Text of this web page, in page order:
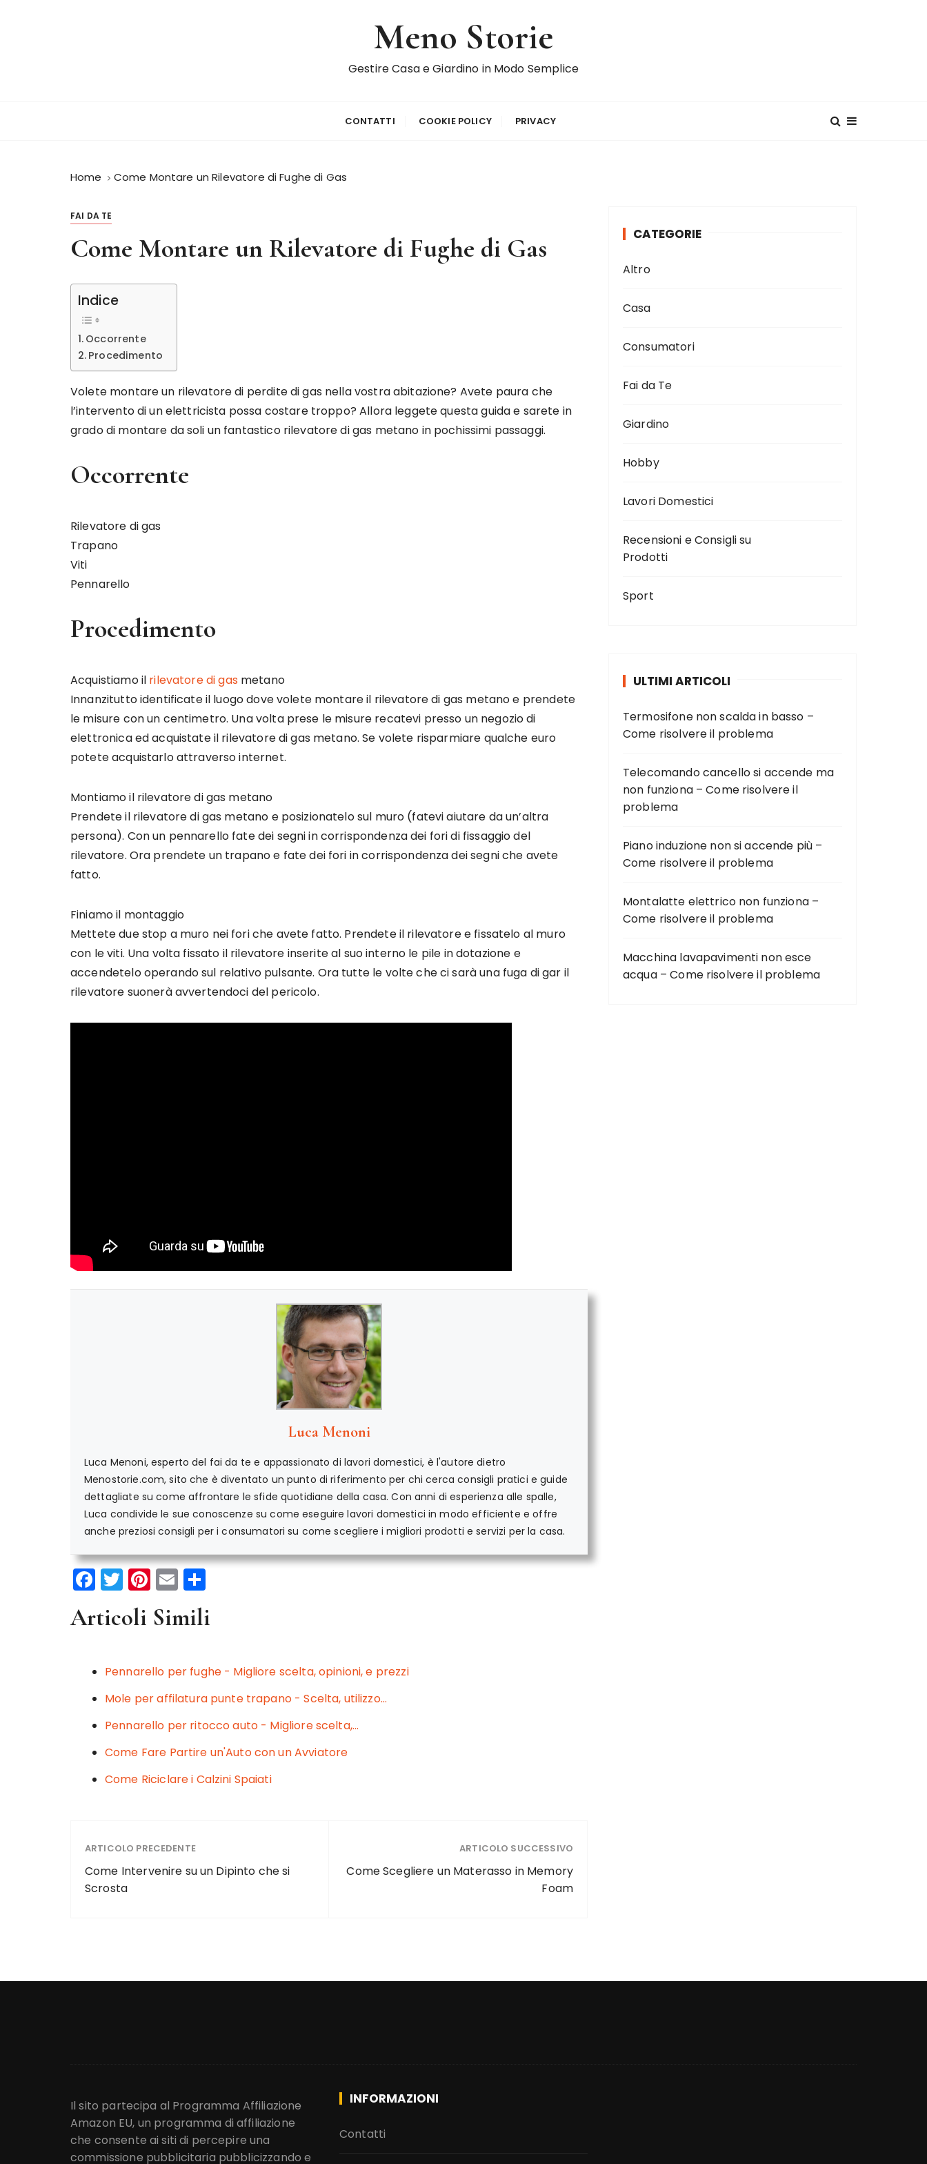
Meno Storie
Gestire Casa e Giardino in Modo Semplice
CONTATTI COOKIE POLICY PRIVACY
Home Come Montare un Rilevatore di Fughe di Gas
FAI DA TE
Come Montare un Rilevatore di Fughe di Gas
Indice
Occorrente
Procedimento
Volete montare un rilevatore di perdite di gas nella vostra abitazione? Avete paura che
l’intervento di un elettricista possa costare troppo? Allora leggete questa guida e sarete in
grado di montare da soli un fantastico rilevatore di gas metano in pochissimi passaggi.
Occorrente
Rilevatore di gas
Trapano
Viti
Pennarello
Procedimento
Acquistiamo il rilevatore di gas metano
Innanzitutto identificate il luogo dove volete montare il rilevatore di gas metano e prendete
le misure con un centimetro. Una volta prese le misure recatevi presso un negozio di
elettronica ed acquistate il rilevatore di gas metano. Se volete risparmiare qualche euro
potete acquistarlo attraverso internet.
Montiamo il rilevatore di gas metano
Prendete il rilevatore di gas metano e posizionatelo sul muro (fatevi aiutare da un’altra
persona). Con un pennarello fate dei segni in corrispondenza dei fori di fissaggio del
rilevatore. Ora prendete un trapano e fate dei fori in corrispondenza dei segni che avete
fatto.
Finiamo il montaggio
Mettete due stop a muro nei fori che avete fatto. Prendete il rilevatore e fissatelo al muro
con le viti. Una volta fissato il rilevatore inserite al suo interno le pile in dotazione e
accendetelo operando sul relativo pulsante. Ora tutte le volte che ci sarà una fuga di gar il
rilevatore suonerà avvertendoci del pericolo.
Luca Menoni
Luca Menoni, esperto del fai da te e appassionato di lavori domestici, è l'autore dietro
Menostorie.com, sito che è diventato un punto di riferimento per chi cerca consigli pratici e guide
dettagliate su come affrontare le sfide quotidiane della casa. Con anni di esperienza alle spalle,
Luca condivide le sue conoscenze su come eseguire lavori domestici in modo efficiente e offre
anche preziosi consigli per i consumatori su come scegliere i migliori prodotti e servizi per la casa.
F
a
c
b
o
o
k
T
w
it
r
Pi
n
te
st
E
m
ai n
vi
di
Articoli Simili
Pennarello per fughe - Migliore scelta, opinioni, e prezzi
Mole per affilatura punte trapano - Scelta, utilizzo…
Pennarello per ritocco auto - Migliore scelta,…
Come Fare Partire un'Auto con un Avviatore
Come Riciclare i Calzini Spaiati
ARTICOLO PRECEDENTE
Come Intervenire su un Dipinto che si
Scrosta
ARTICOLO SUCCESSIVO
Come Scegliere un Materasso in Memory
Foam
CATEGORIE
Altro
Casa
Consumatori
Fai da Te
Giardino
Hobby
Lavori Domestici
Recensioni e Consigli su
Prodotti
Sport
ULTIMI ARTICOLI
Termosifone non scalda in basso –
Come risolvere il problema
Telecomando cancello si accende ma
non funziona – Come risolvere il
problema
Piano induzione non si accende più –
Come risolvere il problema
Montalatte elettrico non funziona –
Come risolvere il problema
Macchina lavapavimenti non esce
acqua – Come risolvere il problema
Il sito partecipa al Programma Affiliazione
Amazon EU, un programma di affiliazione
che consente ai siti di percepire una
commissione pubblicitaria pubblicizzando e
INFORMAZIONI
Contatti